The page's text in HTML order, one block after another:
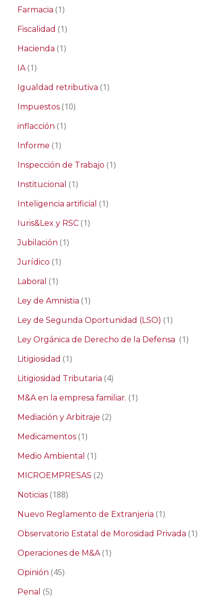
Farmacia (1)
Fiscalidad (1)
Hacienda (1)
IA(1)
Igualdad retributiva (1)
Impuestos (10)
inflacción (1)
Informe (1)
Inspección de Trabajo (1)
Institucional (1)
Inteligencia artificial (1)
Iuris&Lex y RSC (1)
Jubilación (1)
Jurídico (1)
Laboral (1)
Ley de Amnistia (1)
Ley de Segunda Oportunidad (LSO) (1)
Ley Orgánica de Derecho de la Defensa (1)
Litigiosidad (1)
Litigiosidad Tributaria (4)
M&A en la empresa familiar. (1)
Mediación y Arbitraje (2)
Medicamentos (1)
Medio Ambiental (1)
MICROEMPRESAS (2)
Noticias (188)
Nuevo Reglamento de Extranjeria (1)
Observatorio Estatal de Morosidad Privada (1)
Operaciones de M&A(1)
Opinión (45)
Penal (5)